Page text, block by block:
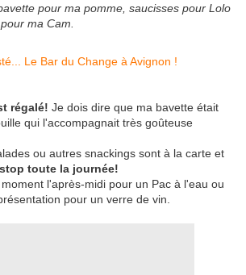
pour ma pomme, saucisses pour Lolo
ma Cam.
régalé! Je dois dire que ma bavette était
qui l'accompagnait très goûteuse
ou autres snackings sont à la carte et
toute la journée!
l'après-midi pour un Pac à l'eau ou
pour un verre de vin.